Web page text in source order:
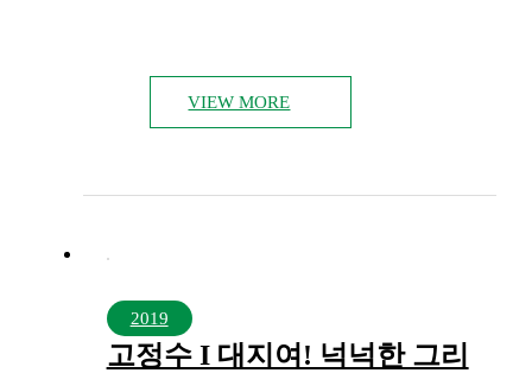
VIEW MORE
2019
고정수 I 대지여! 넉넉한 그리